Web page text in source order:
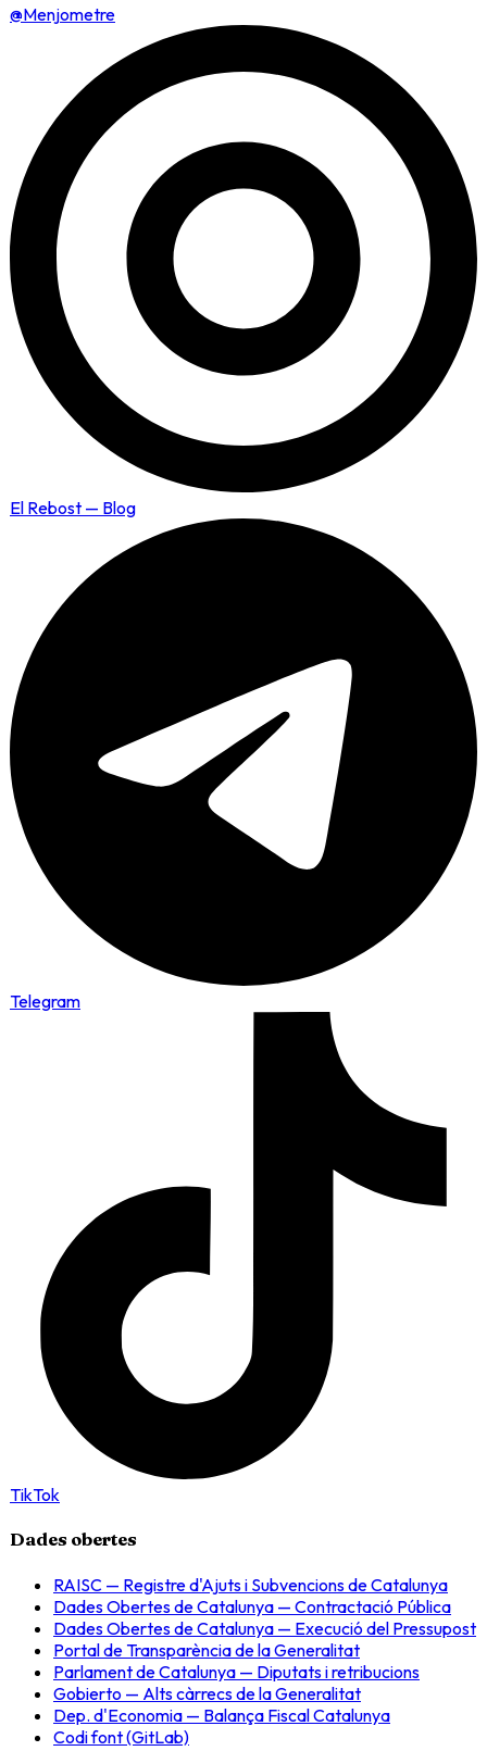
@Menjometre
El Rebost — Blog
Telegram
TikTok
Dades obertes
RAISC — Registre d'Ajuts i Subvencions de Catalunya
Dades Obertes de Catalunya — Contractació Pública
Dades Obertes de Catalunya — Execució del Pressupost
Portal de Transparència de la Generalitat
Parlament de Catalunya — Diputats i retribucions
Gobierto — Alts càrrecs de la Generalitat
Dep. d'Economia — Balança Fiscal Catalunya
Codi font (GitLab)